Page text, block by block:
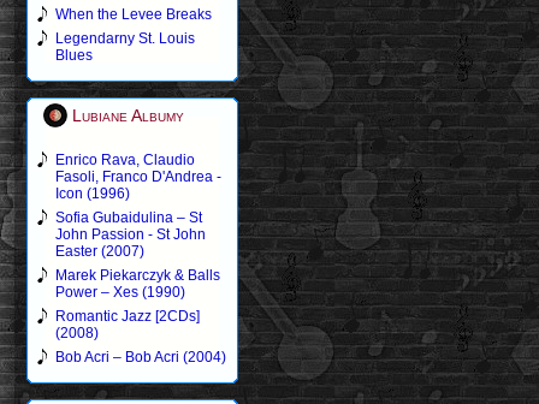
When the Levee Breaks
Legendarny St. Louis
Blues
Lubiane Albumy
Enrico Rava, Claudio
Fasoli, Franco D'Andrea -
Icon (1996)
Sofia Gubaidulina – St
John Passion - St John
Easter (2007)
Marek Piekarczyk & Balls
Power – Xes (1990)
Romantic Jazz [2CDs]
(2008)
Bob Acri – Bob Acri (2004)